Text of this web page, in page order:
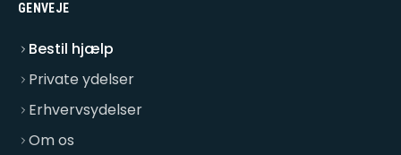
GENVEJE
Bestil hjælp
Private ydelser
Erhvervsydelser
Om os